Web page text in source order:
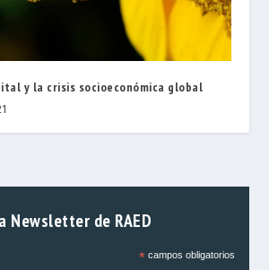
y la crisis socioeconómica global
Newsletter de RAED
*campos obligatorios